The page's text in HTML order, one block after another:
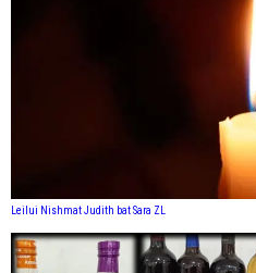
Leilui Nishmat Judith bat Sara ZL